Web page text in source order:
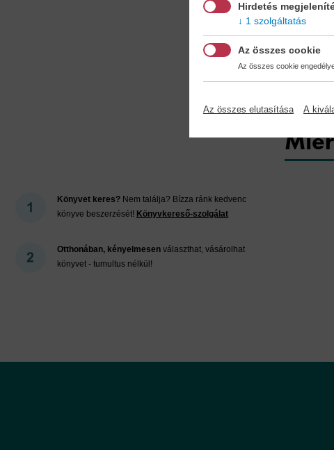
Könyvet keres? Nem találja? Bízza ránk kedvenc
könyve beszerzését! Könyvkereső-szolgálat
Otthonában, kényelmesen választhat, vásárolhat
könyvet - tumultus nélkül!
Hirdetés
1 szolgáltatás
Az összes cookie
Az összes cookie
Az összes elutasítása A